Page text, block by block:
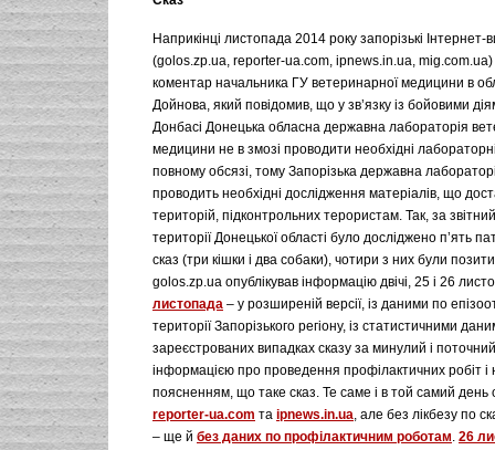
Наприкінці листопада 2014 року запорізькі Інтернет-
(golos.zp.ua, reporter-ua.com, ipnews.in.ua, mig.com.ua)
коментар начальника ГУ ветеринарної медицини в
Дойнова, який повідомив, що у зв’язку із бойовими
Донбасі Донецька обласна державна лабораторія
медицини не в змозі проводити необхідні
повному обсязі, тому Запорізька державна
проводить необхідні дослідження матеріалів, що
територій, підконтрольних терористам. Так, за
території Донецької області було досліджено п’ять
сказ (три кішки і два собаки), чотири з них були
golos.zp.ua опублікував інформацію двічі, 25 і 26
листопада – у розширеній версії, із даними по
території Запорізького регіону, із статистичними
зареєстрованих випадках сказу за минулий і
інформацією про проведення профілактичних робіт і
поясненням, що таке сказ. Те саме і в той самий день
reporter-ua.com та ipnews.in.ua, але без лікбезу по
– ще й без даних по профілактичним роботам. 26